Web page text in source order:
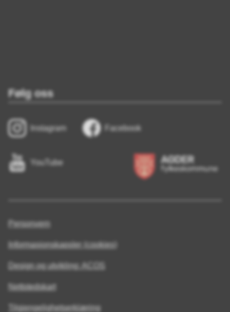
Følg oss
Instagram Facebook
YouTube
Personvern
Informasjonskapsler (cookies)
Design og utvikling: ACOS
Nettstedskart
Tilgjengelighetserklæring